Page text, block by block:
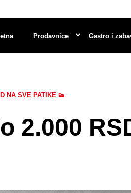
Prodavnice Gastro i
NA SVE PATIKE 👟
2.000